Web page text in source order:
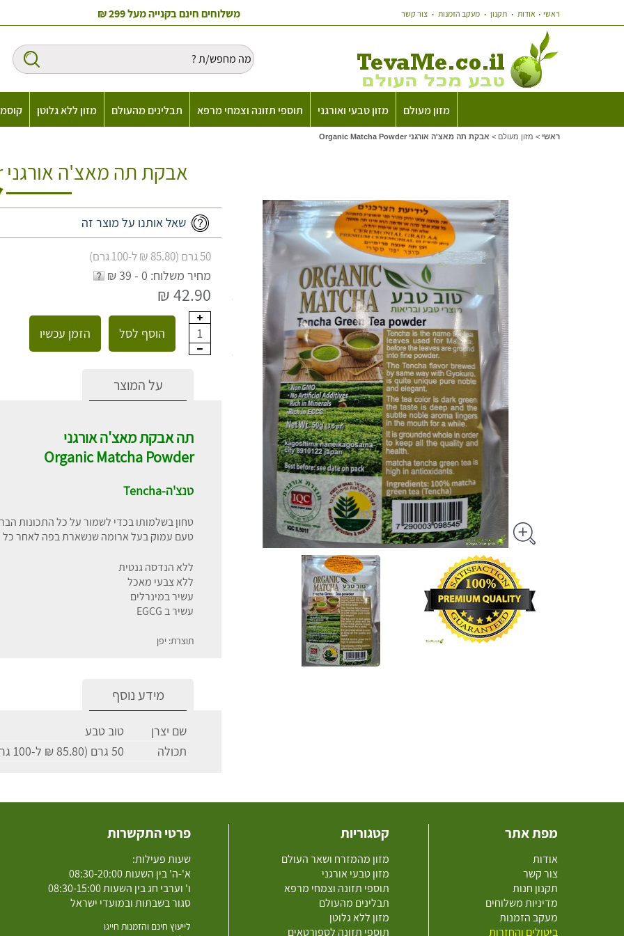
ראשי אודות תקנון מעקב הזמנות צור קשר משלוחים חינם בקנייה מעל 299 ₪
מזון מעולם מזון טבעי ואורגני תוספי תזונה וצמחי מרפא תבלינים מהעולם מזון ללא גלוטן
ראשי > מזון מעולם > אבקת תה מאצ'ה אורגני Organic Matcha Powder
אבקת תה מאצ'ה אורגני Organic Matcha Powder
שאל אותנו על מוצר זה
50 גרם (85.80 ₪ ל-100 גרם)
מחיר משלוח: 0 - 39 ₪
42.90 ₪
1 הוסף לסל הזמן עכשיו
על המוצר
תה אבקת מאצ'ה אורגני
Organic Matcha Powder
טנצ'ה-Tencha
טחון בשלמותו בכדי לשמור על כל התכונות
טעם עמוק בעל ארומה שנשארת בפה לאחר כל
ללא הנדסה גנטית
ללא צבעי מאכל
עשיר במינרלים
עשיר ב EGCG
תוצרת: יפן
מידע נוסף
שם יצרן
טוב טבע
תכולה
50 גרם (85.80 ₪ ל-100 גרם)
מפת אתר
אודות
צור קשר
תקנון חנות
מדיניות משלוחים
מעקב הזמנות
ביטולים והחזרות
קטגוריות
מזון מהמזרח ושאר העולם
מזון טבעי אורגני
תוספי תזונה וצמחי מרפא
תבלינים מהעולם
מזון ללא גלוטן
תוספי תזונה לספורטאים
פרטי התקשרות
שעות פעילות:
א'-ה' בין השעות 08:30-20:00
ו' וערבי חג בין השעות 08:30-15:00
סגור בשבתות ובמועדי ישראל
לייעוץ חינם והזמנות חייגו